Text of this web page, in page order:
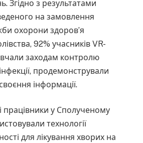
Згідно з результатами
на замовлення
охорони здоров’я
92% учасників VR-
заходам контролю
продемонстрували
інформації.
працівники у Сполученому
технології
для лікування хворих на